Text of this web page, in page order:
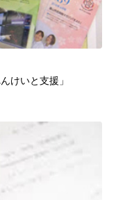
けいと支援」